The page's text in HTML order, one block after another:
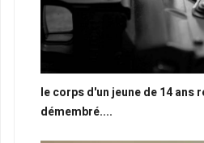
le corps d'un jeune de 14 ans
démembré....